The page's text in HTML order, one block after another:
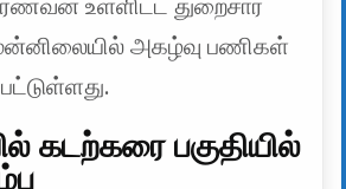
உள்ளிட்ட துறைசார்
அகழ்வு பணிகள்
கடற்கரை பகுதியில்